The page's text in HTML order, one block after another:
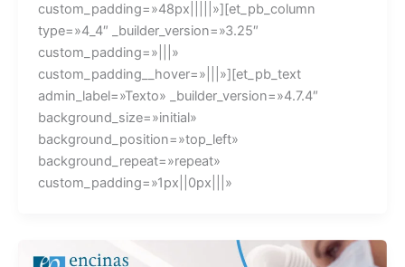
custom_padding=»48px|||||»][et_pb_column
type=»4_4″ _builder_version=»3.25″
custom_padding=»|||»
custom_padding__hover=»|||»][et_pb_text
admin_label=»Texto» _builder_version=»4.7.4″
background_size=»initial»
background_position=»top_left»
background_repeat=»repeat»
custom_padding=»1px||0px|||»